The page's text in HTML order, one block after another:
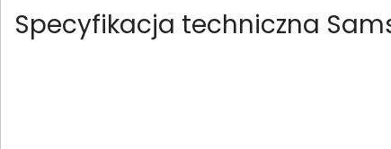
Specyfikacja techniczna